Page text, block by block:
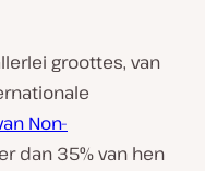
groottes, van
Non-
dan 35% van hen